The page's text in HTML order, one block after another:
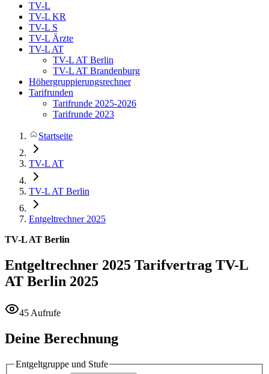
TV-L
TV-L KR
TV-L S
TV-L Ärzte
TV-L AT
TV-L AT Berlin
TV-L AT Brandenburg
Höhergruppierungsrechner
Tarifrunden
Tarifrunde 2025-2026
Tarifrunde 2023
Startseite
TV-L AT
TV-L AT Berlin
Entgeltrechner 2025
TV-L AT Berlin
Entgeltrechner 2025 Tarifvertrag TV-L
AT Berlin 2025
45 Aufrufe
Deine Berechnung
Entgeltgruppe und Stufe